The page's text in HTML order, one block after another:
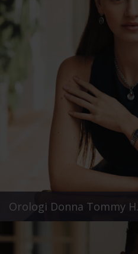
Orologi Donna Tommy H.